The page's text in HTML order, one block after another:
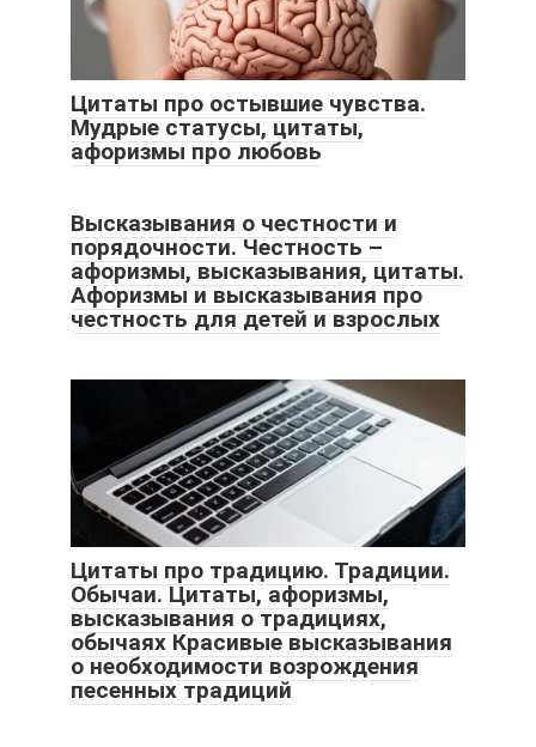
Цитаты про остывшие чувства.
Мудрые статусы, цитаты,
афоризмы про любовь
Высказывания о честности и
порядочности. Честность –
афоризмы, высказывания, цитаты.
Афоризмы и высказывания про
честность для детей и взрослых
Цитаты про традицию. Традиции.
Обычаи. Цитаты, афоризмы,
высказывания о традициях,
обычаях Красивые высказывания
о необходимости возрождения
песенных традиций